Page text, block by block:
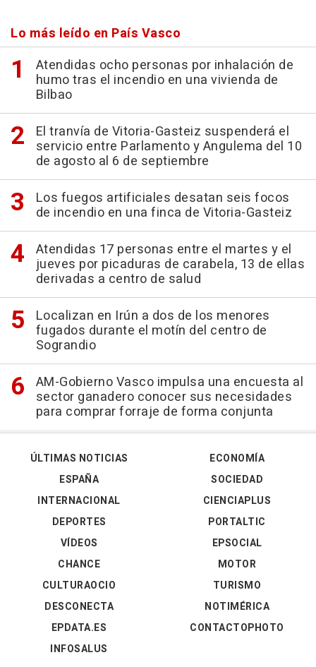
Lo más leído en País Vasco
Atendidas ocho personas por inhalación de
humo tras el incendio en una vivienda de
Bilbao
El tranvía de Vitoria-Gasteiz suspenderá el
servicio entre Parlamento y Angulema del 10
de agosto al 6 de septiembre
Los fuegos artificiales desatan seis focos
de incendio en una finca de Vitoria-Gasteiz
Atendidas 17 personas entre el martes y el
jueves por picaduras de carabela, 13 de ellas
derivadas a centro de salud
Localizan en Irún a dos de los menores
fugados durante el motín del centro de
Sograndio
AM-Gobierno Vasco impulsa una encuesta al
sector ganadero conocer sus necesidades
para comprar forraje de forma conjunta
ÚLTIMAS NOTICIAS
ESPAÑA
INTERNACIONAL
DEPORTES
VÍDEOS
ECONOMÍA
SOCIEDAD
CIENCIAPLUS
PORTALTIC
EPSOCIAL
CHANCE
CULTURAOCIO
DESCONECTA
EPDATA.ES
INFOSALUS
MOTOR
TURISMO
NOTIMÉRICA
CONTACTOPHOTO